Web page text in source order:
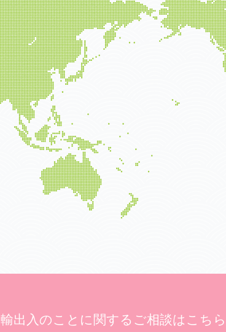
輸出入のことに関する ご相談はこちら